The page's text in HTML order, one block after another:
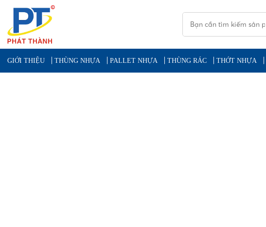
GIỚI THIỆU THÙNG NHỰA PALLET NHỰA THÙNG RÁC THỚT NHỰA